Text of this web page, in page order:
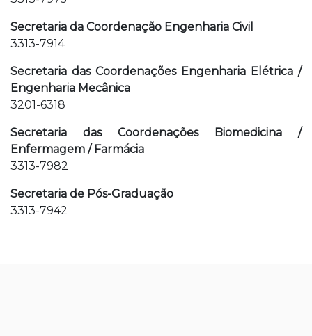
Secretaria da Coordenação Engenharia Civil
3313-7914
Secretaria das Coordenações Engenharia Elétrica /
Engenharia Mecânica
3201-6318
Secretaria das Coordenações Biomedicina /
Enfermagem / Farmácia
3313-7982
Secretaria de Pós-Graduação
3313-7942